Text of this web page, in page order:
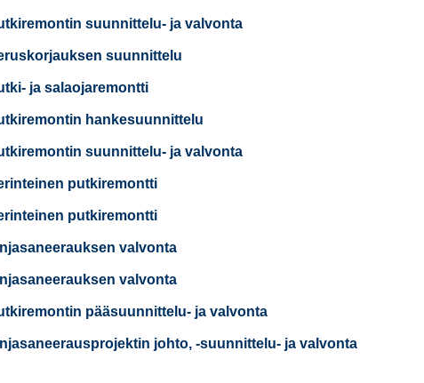
suunnittelu- ja valvonta
suunnittelu
ja salaojaremontti
hankesuunnittelu
suunnittelu- ja valvonta
putkiremontti
putkiremontti
valvonta
valvonta
pääsuunnittelu- ja valvonta
johto, -suunnittelu- ja valvonta